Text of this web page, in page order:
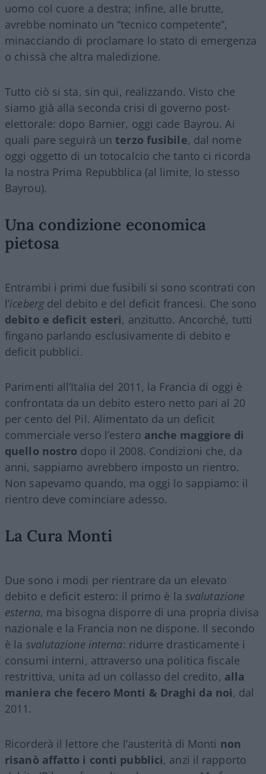
uomo col cuore a destra; infine, alle brutte,
avrebbe nominato un “tecnico competente”,
minacciando di proclamare lo stato di emergenza
o chissà che altra maledizione.
Tutto ciò si sta, sin qui, realizzando. Visto che
siamo già alla seconda crisi di governo post-
elettorale: dopo Barnier, oggi cade Bayrou. Ai
quali pare seguirà unterzo fusibile, dal nome
oggi oggetto di un totocalcio che tanto ci ricorda
la nostra Prima Repubblica (al limite, lo stesso
Bayrou).
Una condizione economica
pietosa
Entrambi i primi due fusibili si sono scontrati con
l’icebergdel debito e del deficit francesi. Che sono
debito e deficit esteri, anzitutto. Ancorché, tutti
fingano parlando esclusivamente di debito e
deficit pubblici.
Parimenti all’Italia del 2011, la Francia di oggi è
confrontata da un debito estero netto pari al 20
per cento del Pil. Alimentato da un deficit
commerciale verso l’estero anche maggiore di
quello nostro dopo il 2008. Condizioni che, da
anni, sappiamo avrebbero imposto un rientro.
Non sapevamo quando, ma oggi lo sappiamo: il
rientro deve cominciare adesso.
La Cura Monti
Due sono i modi per rientrare da un elevato
debito e deficit estero: il primo è la svalutazione
esterna, ma bisogna disporre di una propria divisa
nazionale e la Francia non ne dispone. Il secondo
è la svalutazione interna: ridurre drasticamente i
consumi interni, attraverso una politica fiscale
restrittiva, unita ad un collasso del credito, alla
maniera che fecero Monti & Draghi da noi, dal
2011.
Ricorderà il lettore che l’austerità di Monti non
risanò affatto i conti pubblici, anzi il rapporto